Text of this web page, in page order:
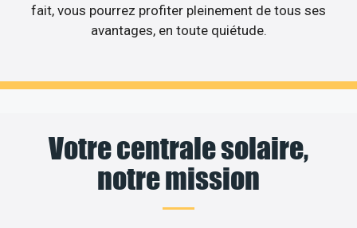
fait, vous pourrez profiter pleinement de tous ses
avantages, en toute quiétude.
Votre centrale solaire,
notre mission